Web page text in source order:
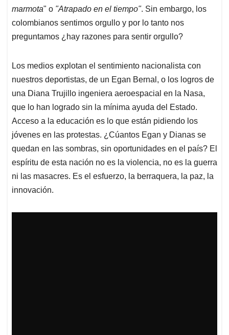
marmota" o "Atrapado en el tiempo". Sin embargo, los
colombianos sentimos orgullo y por lo tanto nos
preguntamos ¿hay razones para sentir orgullo?
Los medios explotan el sentimiento nacionalista con
nuestros deportistas, de un Egan Bernal, o los logros de
una Diana Trujillo ingeniera aeroespacial en la Nasa,
que lo han logrado sin la mínima ayuda del Estado.
Acceso a la educación es lo que están pidiendo los
jóvenes en las protestas. ¿Cúantos Egan y Dianas se
quedan en las sombras, sin oportunidades en el país? El
espíritu de esta nación no es la violencia, no es la guerra
ni las masacres. Es el esfuerzo, la berraquera, la paz, la
innovación.